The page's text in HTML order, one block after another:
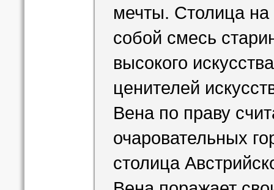
мечты. Столица
собой смесь
высокого
ценителей
Вена по праву
очаровательных
столица